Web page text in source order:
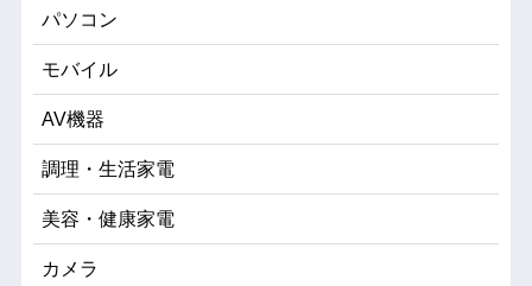
パソコン
モバイル
AV機器
調理・生活家電
美容・健康家電
カメラ